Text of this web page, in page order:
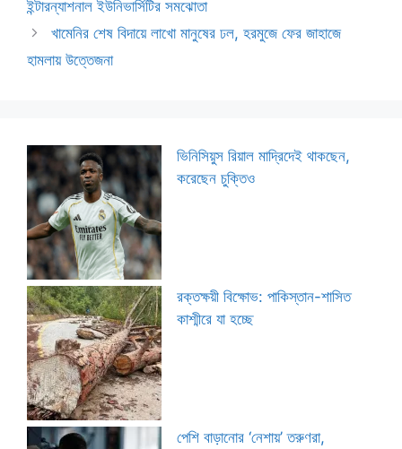
ইন্টারন্যাশনাল ইউনিভার্সিটির সমঝোতা
খামেনির শেষ বিদায়ে লাখো মানুষের ঢল, হরমুজে ফের জাহাজে
হামলায় উত্তেজনা
ভিনিসিয়ুস রিয়াল মাদ্রিদেই থাকছেন,
করেছেন চুক্তিও
রক্তক্ষয়ী বিক্ষোভ: পাকিস্তান-শাসিত
কাশ্মীরে যা হচ্ছে
পেশি বাড়ানোর ‘নেশায়’ তরুণরা,